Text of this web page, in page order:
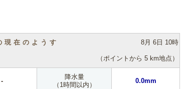
現在のようす 8月 6日 10時
（ポイントから 5 km地点）
-
降水量
（1時間以内）
0.0mm